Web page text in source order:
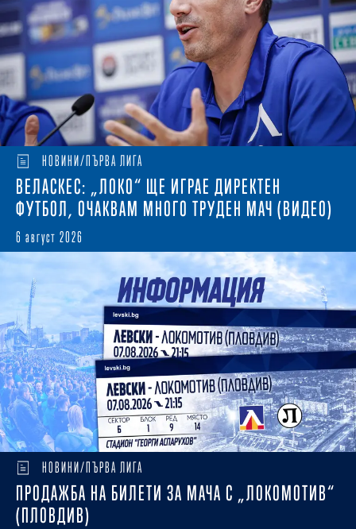
НОВИНИ/ПЪРВА ЛИГА
ВЕЛАСКЕС: „ЛОКО“ ЩЕ ИГРАЕ ДИРЕКТЕН
ФУТБОЛ, ОЧАКВАМ МНОГО ТРУДЕН МАЧ (ВИДЕО)
6 август 2026
НОВИНИ/ПЪРВА ЛИГА
ПРОДАЖБА НА БИЛЕТИ ЗА МАЧА С „ЛОКОМОТИВ“
(ПЛОВДИВ)